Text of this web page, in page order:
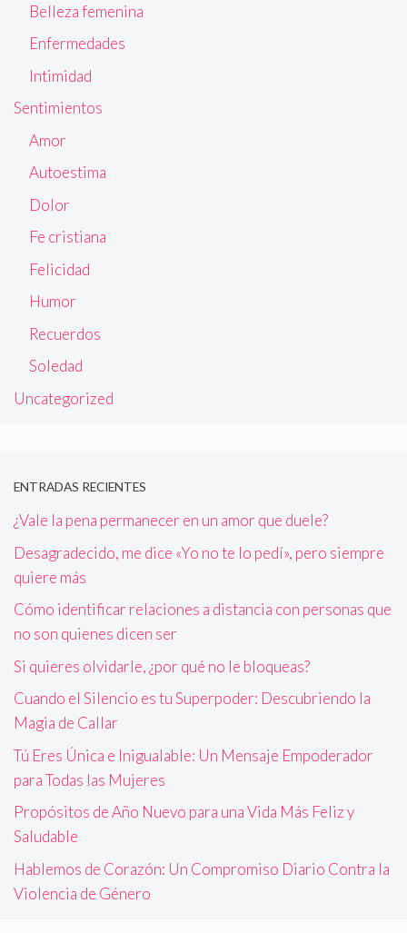
Belleza femenina
Enfermedades
Intimidad
Sentimientos
Amor
Autoestima
Dolor
Fe cristiana
Felicidad
Humor
Recuerdos
Soledad
Uncategorized
ENTRADAS RECIENTES
¿Vale la pena permanecer en un amor que duele?
Desagradecido, me dice «Yo no te lo pedí», pero siempre
quiere más
Cómo identificar relaciones a distancia con personas que
no son quienes dicen ser
Si quieres olvidarle, ¿por qué no le bloqueas?
Cuando el Silencio es tu Superpoder: Descubriendo la
Magia de Callar
Tú Eres Única e Inigualable: Un Mensaje Empoderador
para Todas las Mujeres
Propósitos de Año Nuevo para una Vida Más Feliz y
Saludable
Hablemos de Corazón: Un Compromiso Diario Contra la
Violencia de Género